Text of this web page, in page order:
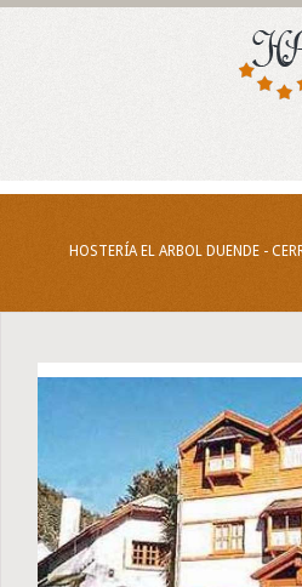
HOSTERÍA EL ARBOL DUENDE -